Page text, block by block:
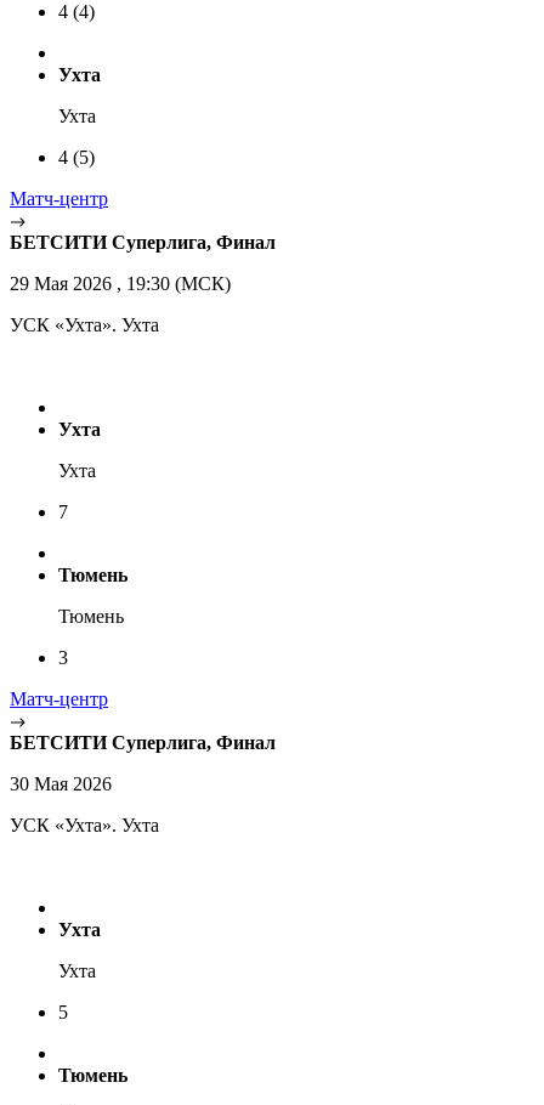
4 (4)
Ухта
Ухта
4 (5)
Матч-центр
БЕТСИТИ Суперлига, Финал
29 Мая 2026 , 19:30 (МСК)
УСК «Ухта». Ухта
Ухта
Ухта
7
Тюмень
Тюмень
3
Матч-центр
БЕТСИТИ Суперлига, Финал
30 Мая 2026
УСК «Ухта». Ухта
Ухта
Ухта
5
Тюмень